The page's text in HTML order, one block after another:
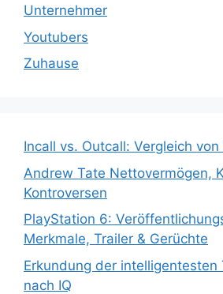
Unternehmer
Youtubers
Zuhause
Incall vs. Outcall: Vergleich
Andrew Tate Nettovermögen,
Kontroversen
PlayStation 6:
Merkmale, Trailer & Gerüchte
Erkundung der intelligentesten
nach IQ